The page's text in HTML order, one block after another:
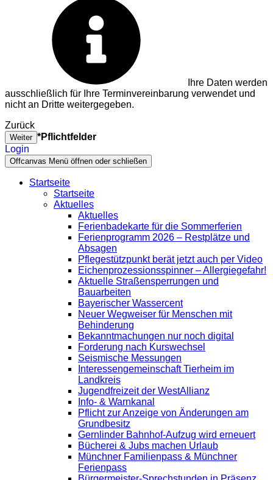
Ihre Daten werden
ausschließlich für Ihre Terminvereinbarung verwendet und
nicht an Dritte weitergegeben.
Zurück
Weiter *Pflichtfelder
Login
Offcanvas Menü öffnen oder schließen
Startseite
Startseite
Aktuelles
Aktuelles
Ferienbadekarte für die Sommerferien
Ferienprogramm 2026 – Restplätze und
Absagen
Pflegestützpunkt berät jetzt auch per Video
Eichenprozessionsspinner – Allergiegefahr!
Aktuelle Straßensperrungen und
Bauarbeiten
Bayerischer Wassercent
Neuer Wegweiser für Menschen mit
Behinderung
Bekanntmachungen nur noch digital
Forderung nach Kurswechsel
Seismische Messungen
Interessengemeinschaft Tierheim im
Landkreis
Jugendfreizeit der WestAllianz
Info- & Warnkanal
Pflicht zur Anzeige von Änderungen am
Grundbesitz
Gernlinder Bahnhof-Aufzug wird erneuert
Bücherei & Jubs machen Urlaub
Münchner Familienpass & Münchner
Ferienpass